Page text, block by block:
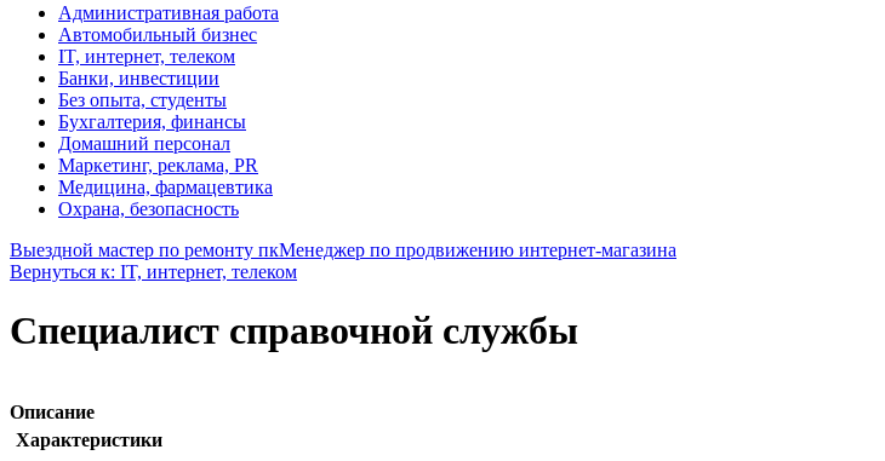
Административная работа
Автомобильный бизнес
IT, интернет, телеком
Банки, инвестиции
Без опыта, студенты
Бухгалтерия, финансы
Домашний персонал
Маркетинг, реклама, PR
Медицина, фармацевтика
Охрана, безопасность
Выездной мастер по ремонту пкМенеджер по продвижению интернет-магазина
Вернуться к: IT, интернет, телеком
Специалист справочной службы
Описание
Характеристики